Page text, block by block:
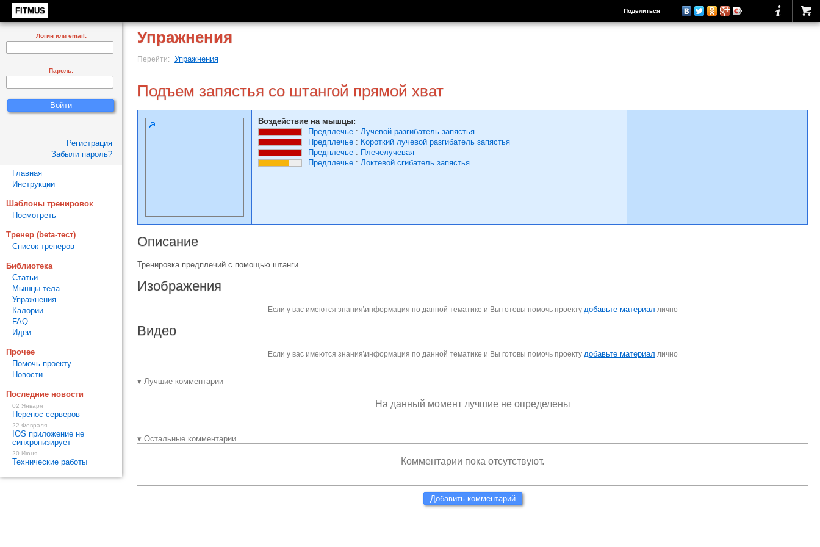
FITMUS Поделиться
Упражнения
Перейти: Упражнения
Подъем запястья со штангой прямой хват
Воздействие на мышцы:
Предплечье : Лучевой разгибатель запястья
Предплечье : Короткий лучевой разгибатель запястья
Предплечье : Плечелучевая
Предплечье : Локтевой сгибатель запястья
Описание
Тренировка предплечий с помощью штанги
Изображения
Если у вас имеются знания\информация по данной тематике и Вы готовы помочь проекту добавьте материал лично
Видео
Если у вас имеются знания\информация по данной тематике и Вы готовы помочь проекту добавьте материал лично
▾ Лучшие комментарии
На данный момент лучшие не определены
▾ Остальные комментарии
Комментарии пока отсутствуют.
Добавить комментарий
Логин или email:
Пароль:
Регистрация
Забыли пароль?
Главная
Инструкции
Шаблоны тренировок
Посмотреть
Тренер (beta-тест)
Список тренеров
Библиотека
Статьи
Мышцы тела
Упражнения
Калории
FAQ
Идеи
Прочее
Помочь проекту
Новости
Последние новости
02 Января
Перенос серверов
22 Февраля
IOS приложение не
синхронизирует
20 Июня
Технические работы